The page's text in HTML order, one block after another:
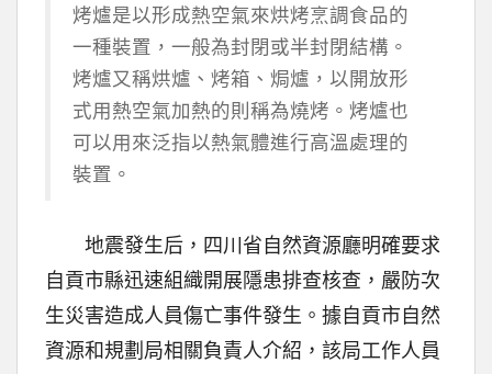
烤爐是以形成熱空氣來烘烤烹調食品的
一種裝置，一般為封閉或半封閉結構。
烤爐又稱烘爐、烤箱、焗爐，以開放形
式用熱空氣加熱的則稱為燒烤。烤爐也
可以用來泛指以熱氣體進行高溫處理的
裝置。
地震發生后，四川省自然資源廳明確要求
自貢市縣迅速組織開展隱患排查核查，嚴防次
生災害造成人員傷亡事件發生。據自貢市自然
資源和規劃局相關負責人介紹，該局工作人員